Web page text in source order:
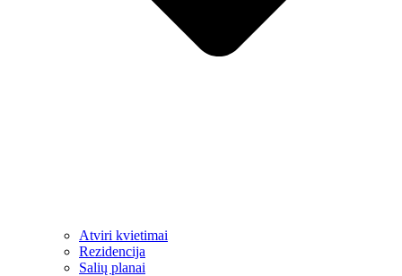
Atviri kvietimai
Rezidencija
Salių planai